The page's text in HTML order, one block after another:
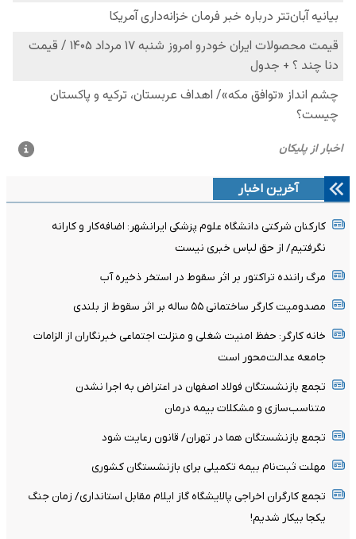
آخرین اخبار
کارکنان شرکتی دانشگاه علوم پزشکی ایرانشهر: اضافه‌کار و کارانه
نگرفتیم/ از حق لباس خبری نیست
مرگ راننده تراکتور بر اثر سقوط در استخر ذخیره آب
مصدومیت کارگر ساختمانی ۵۵ ساله بر اثر سقوط از بلندی
خانه کارگر: حفظ امنیت شغلی و منزلت اجتماعی خبرنگاران از الزامات
جامعه عدالت‌محور است
تجمع بازنشستگان فولاد اصفهان در اعتراض به اجرا نشدن
متناسب‌سازی و مشکلات بیمه درمان
تجمع بازنشستگان هما در تهران/ قانون رعایت شود
مهلت ثبت‌نام بیمه تکمیلی برای بازنشستگان کشوری
تجمع کارگران اخراجی پالایشگاه گاز ایلام مقابل استانداری/ زمان جنگ
یکجا بیکار شدیم!